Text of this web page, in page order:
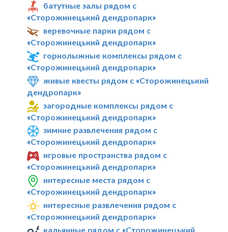
батутные залы рядом с
«Сторожинецький дендропарк»
веревочные парки рядом с
«Сторожинецький дендропарк»
горнолыжные комплексы рядом с
«Сторожинецький дендропарк»
живые квесты рядом с «Сторожинецький
дендропарк»
загородные комплексы рядом с
«Сторожинецький дендропарк»
зимние развлечения рядом с
«Сторожинецький дендропарк»
игровые пространства рядом с
«Сторожинецький дендропарк»
интересные места рядом с
«Сторожинецький дендропарк»
интересные развлечения рядом с
«Сторожинецький дендропарк»
кальянные рядом с «Сторожинецький